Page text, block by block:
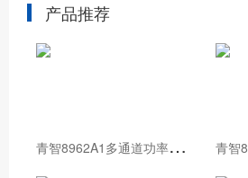
产品推荐
青
智8962A1多通道功率分析仪